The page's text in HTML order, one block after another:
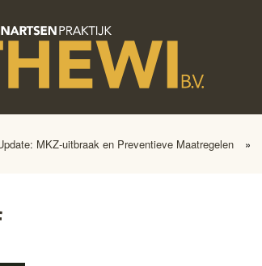
MKZ-uitbraak en Preventieve Maatregelen »